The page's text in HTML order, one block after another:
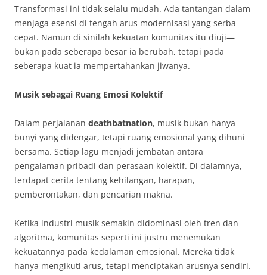
Transformasi ini tidak selalu mudah. Ada tantangan dalam
menjaga esensi di tengah arus modernisasi yang serba
cepat. Namun di sinilah kekuatan komunitas itu diuji—
bukan pada seberapa besar ia berubah, tetapi pada
seberapa kuat ia mempertahankan jiwanya.
Musik sebagai Ruang Emosi Kolektif
Dalam perjalanan deathbatnation, musik bukan hanya
bunyi yang didengar, tetapi ruang emosional yang dihuni
bersama. Setiap lagu menjadi jembatan antara
pengalaman pribadi dan perasaan kolektif. Di dalamnya,
terdapat cerita tentang kehilangan, harapan,
pemberontakan, dan pencarian makna.
Ketika industri musik semakin didominasi oleh tren dan
algoritma, komunitas seperti ini justru menemukan
kekuatannya pada kedalaman emosional. Mereka tidak
hanya mengikuti arus, tetapi menciptakan arusnya sendiri.